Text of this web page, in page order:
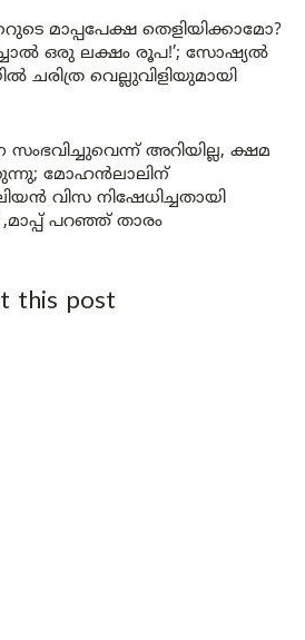
മാപ്പപേക്ഷ തെളിയിക്കാമോ?
ഒരു ലക്ഷം രൂപ!’; സോഷ്യൽ
ചരിത്ര വെല്ലുവിളിയുമായി
സംഭവിച്ചുവെന്ന് അറിയില്ല, ക്ഷമ
മോഹൻലാലിന്
വിസ നിഷേധിച്ചതായി
,മാപ്പ് പറഞ്ഞ് താരം
this post